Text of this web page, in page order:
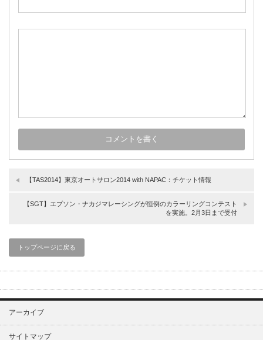
【TAS2014】東京オートサロン2014 with NAPAC：チケット情報
【SGT】エプソン・ナカジマレーシングが恒例のカラーリングコンテスト
を実施。2月3日まで受付
トップページに戻る
アーカイブ
サイトマップ